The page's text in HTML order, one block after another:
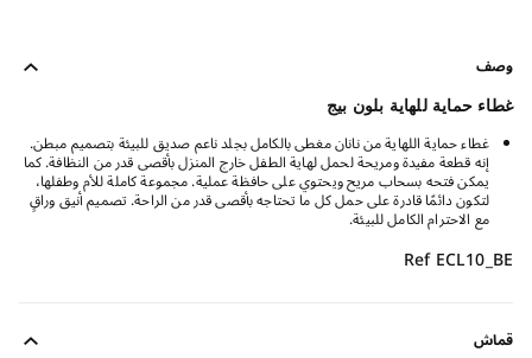
وصف
غطاء حماية للهاية بلون بيج
غطاء حماية اللهاية من نانان مغطى بالكامل بجلد ناعم صديق للبيئة بتصميم مبطن.
إنه قطعة مفيدة ومريحة لحمل لهاية الطفل خارج المنزل بأقصى قدر من النظافة. كما
يمكن فتحه بسحاب مريح ويحتوي على حافظة عملية. مجموعة كاملة للأم وطفلها،
لتكون دائمًا قادرة على حمل كل ما تحتاجه بأقصى قدر من الراحة. تصميم أنيق وراقٍ
مع الاحترام الكامل للبيئة.
Ref ECL10_BE
قماش